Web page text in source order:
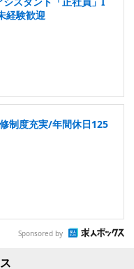
経験歓迎
制度充実/年間休日125
Sponsored by